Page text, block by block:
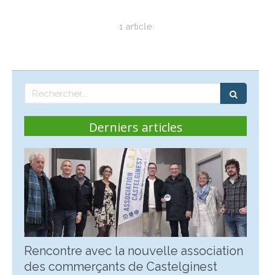
1 article
Rechercher
Derniers articles
Rencontre avec la nouvelle association
des commerçants de Castelginest